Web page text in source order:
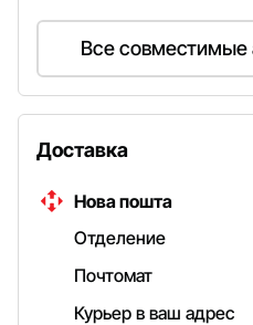
Все совместимые
Доставка
Нова пошта
Отделение
Почтомат
Курьер в ваш адрес